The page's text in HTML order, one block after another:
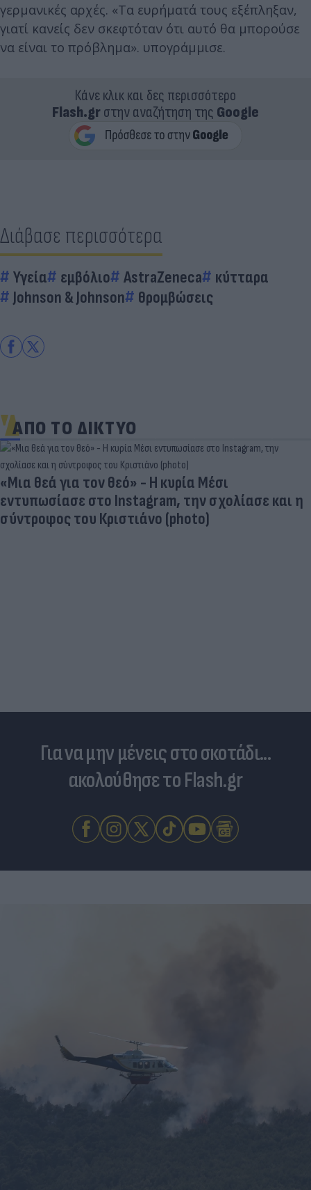
γερμανικές αρχές. «Τα ευρήματά τους εξέπληξαν,
γιατί κανείς δεν σκεφτόταν ότι αυτό θα μπορούσε
να είναι το πρόβλημα». υπογράμμισε.
Κάνε κλικ και δες περισσότερο
Flash.grστην αναζήτηση της Google
Διάβασε περισσότερα
Υγεία εμβόλιο AstraZeneca
κύτταρα
Johnson & Johnson
θρομβώσεις
ΑΠΟ ΤΟ ΔΙΚΤΥΟ
«Μια θεά για τον θεό» - Η κυρία Μέσι
εντυπωσίασε στο Instagram, την σχολίασε και η
σύντροφος του Κριστιάνο (photo)
Για να μην μένεις στο σκοτάδι...
ακολούθησε το Flash.gr